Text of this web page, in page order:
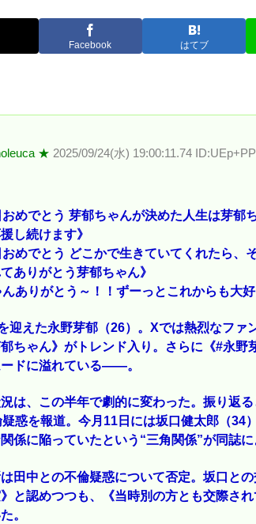
Facebook はてブ
★ 2025/09/24(水) 19:00:11.74
おめでとう 芽郁ちゃんが決めた人生は芽郁
し続けます》
おめでとう どこかで生きていてくれたら、
ありがとう芽郁ちゃん》
んありがとう～！！ずーっとこれからも大好
迎えた永野芽郁（26）。Xでは熱烈なファ
郁ちゃん》がトレンド入り。さらに《#永
ドに溢れている――。
は、この半年で劇的に変わった。振り返
惑を報道。今月11日には坂口健太郎（34
係に陥っていたという“三角関係”が同誌に
田中との不倫疑惑について否定。坂口と
と認めつつも、《当時別の方とも交際さ
。